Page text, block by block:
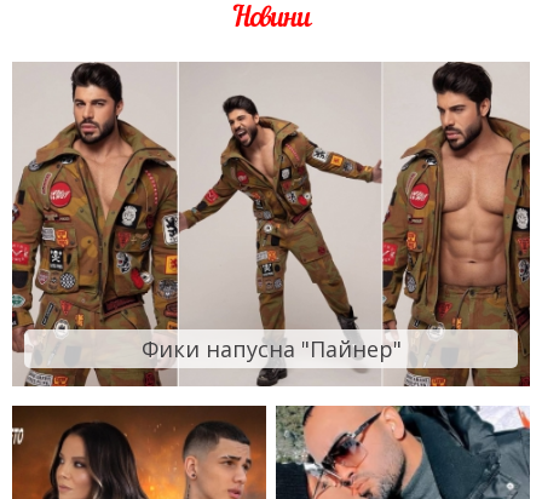
Новини
Фики напусна "Пайнер"